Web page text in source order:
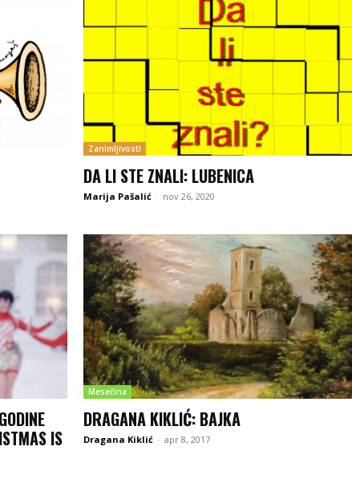
Zanimljivosti
DA LI STE ZNALI: LUBENICA
Marija Pašalić - nov 26, 2020
IS
Mesečina
DRAGANA KIKLIĆ: BAJKA
Dragana Kiklić - apr 8, 2017